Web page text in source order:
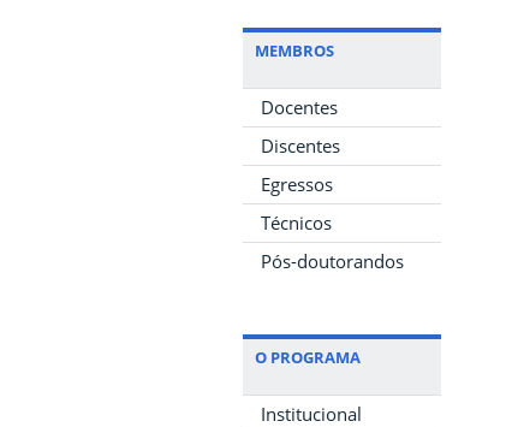
MEMBROS
Docentes
Discentes
Egressos
Técnicos
Pós-doutorandos
O PROGRAMA
Institucional